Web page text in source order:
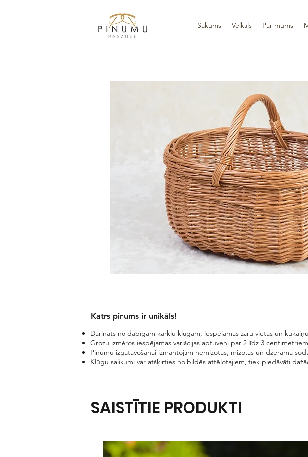
Sākums Veikals Par mums
Katrs pinums ir unikāls!​
Darināts no dabīgām kārklu klūgām, iespējamas zaru vietas un
Grozu izmēros iespējamas variācijas aptuveni par 2 līdz 3
Pinumu izgatavošanai izmantojam nemizotas, mizotas un dzeramā
Klūgu salikumi var atšķirties no bildēs attēlotajiem, tiek piedāvāti
SAISTĪTIE PRODUKTI